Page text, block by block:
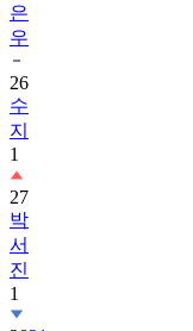
은
우
26
수
지
1
27
박
서
진
1